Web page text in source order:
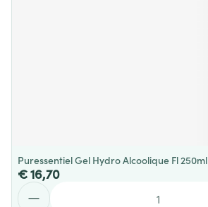
Puressentiel Gel Hydro Alcoolique Fl 250ml
€ 16,70